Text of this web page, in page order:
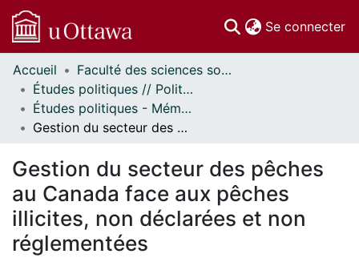
Se connecter
Communautés
et collections
Parcourir
Statistiques
À propos
Accueil
Faculté des sciences sociales // Faculty of Social Sciences
Études politiques // Political Studies
Études politiques - Mémoires // Political Studies - Research Papers
Gestion du secteur des pêches au Canada face aux pêches illicites, non déclarées et non réglementées
Gestion du secteur des pêches
au Canada face aux pêches
illicites, non déclarées et non
réglementées